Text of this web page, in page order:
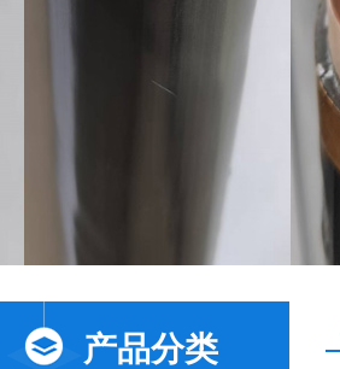
产品分类